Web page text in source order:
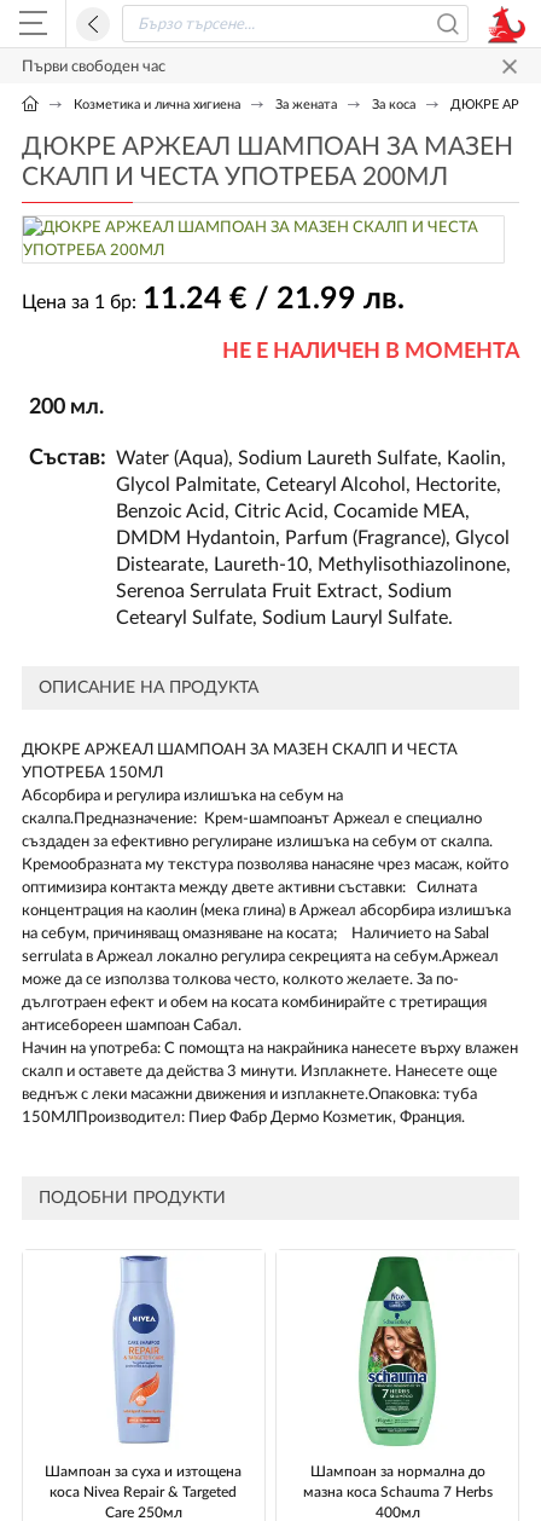
Първи свободен час
Козметика и лична хигиена За жената За коса ДЮКРЕ
ДЮКРЕ АРЖЕАЛ ШАМПОАН ЗА МАЗЕН
СКАЛП И ЧЕСТА УПОТРЕБА 200МЛ
Цена за 1 бр: 11.24 € / 21.99 лв.
НЕ Е НАЛИЧЕН В МОМЕНТА
200 мл.
Състав: Water (Aqua), Sodium Laureth Sulfate, Kaolin,
Glycol Palmitate, Cetearyl Alcohol, Hectorite,
Benzoic Acid, Citric Acid, Cocamide MEA,
DMDM Hydantoin, Parfum (Fragrance), Glycol
Distearate, Laureth-10, Methylisothiazolinone,
Serenoa Serrulata Fruit Extract, Sodium
Cetearyl Sulfate, Sodium Lauryl Sulfate.
ОПИСАНИЕ НА ПРОДУКТА
ДЮКРЕ АРЖЕАЛ ШАМПОАН ЗА МАЗЕН СКАЛП И ЧЕСТА
УПОТРЕБА 150МЛ
Абсорбира и регулира излишъка на себум на
скалпа.Предназначение: Крем-шампоанът Аржеал е специално
създаден за ефективно регулиране излишъка на себум от скалпа.
Кремообразната му текстура позволява нанасяне чрез масаж, който
оптимизира контакта между двете активни съставки: Силната
концентрация на каолин (мека глина) в Аржеал абсорбира излишъка
на себум, причиняващ омазняване на косата; Наличието на Sabal
serrulata в Аржеал локално регулира секрецията на себум.Аржеал
може да се използва толкова често, колкото желаете. За по-
дълготраен ефект и обем на косата комбинирайте с третиращия
антисебореен шампоан Сабал.
Начин на употреба: С помощта на накрайника нанесете върху влажен
скалп и оставете да действа 3 минути. Изплакнете. Нанесете още
веднъж с леки масажни движения и изплакнете.Опаковка: туба
150МЛПроизводител: Пиер Фабр Дермо Козметик, Франция.
ПОДОБНИ ПРОДУКТИ
Шампоан за суха и изтощена
коса Nivea Repair & Targeted
Care 250мл
Шампоан за нормална до
мазна коса Schauma 7 Herbs
400мл